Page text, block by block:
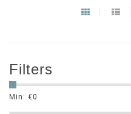
Filters
Min: €0